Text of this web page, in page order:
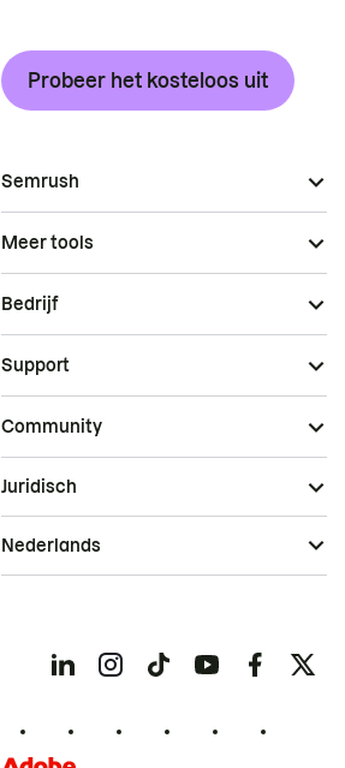
Probeer het kosteloos uit
Semrush
Meer tools
Bedrijf
Support
Community
Juridisch
Nederlands